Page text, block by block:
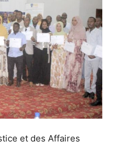
et des Affaires